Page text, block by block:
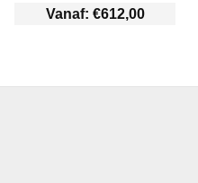
Vanaf: €612,00